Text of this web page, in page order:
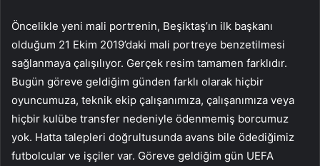
Öncelikle yeni mali portrenin, Beşiktaş’ın ilk başkanı
olduğum 21 Ekim 2019’daki mali portreye benzetilmesi
sağlanmaya çalışılıyor. Gerçek resim tamamen farklıdır.
Bugün göreve geldiğim günden farklı olarak hiçbir
oyuncumuza, teknik ekip çalışanımıza, çalışanımıza veya
hiçbir kulübe transfer nedeniyle ödenmemiş borcumuz
yok. Hatta talepleri doğrultusunda avans bile ödediğimiz
futbolcular ve işçiler var. Göreve geldiğim gün UEFA